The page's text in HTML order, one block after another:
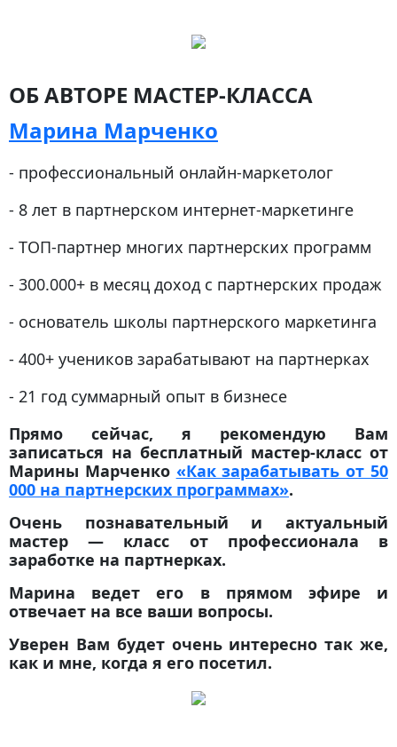
ОБ АВТОРЕ МАСТЕР-КЛАССА
Марина Марченко
- профессиональный онлайн-маркетолог
- 8 лет в партнерском интернет-маркетинге
- ТОП-партнер многих партнерских программ
- 300.000+ в месяц доход с партнерских продаж
- основатель школы партнерского маркетинга
- 400+ учеников зарабатывают на партнерках
- 21 год суммарный опыт в бизнесе
Прямо сейчас, я рекомендую Вам
записаться на бесплатный мастер-класс от
Марины Марченко «Как зарабатывать от 50
000 на партнерских программах».
Очень познавательный и актуальный
мастер — класс от профессионала в
заработке на партнерках.
Марина ведет его в прямом эфире и
отвечает на все ваши вопросы.
Уверен Вам будет очень интересно так же,
как и мне, когда я его посетил.